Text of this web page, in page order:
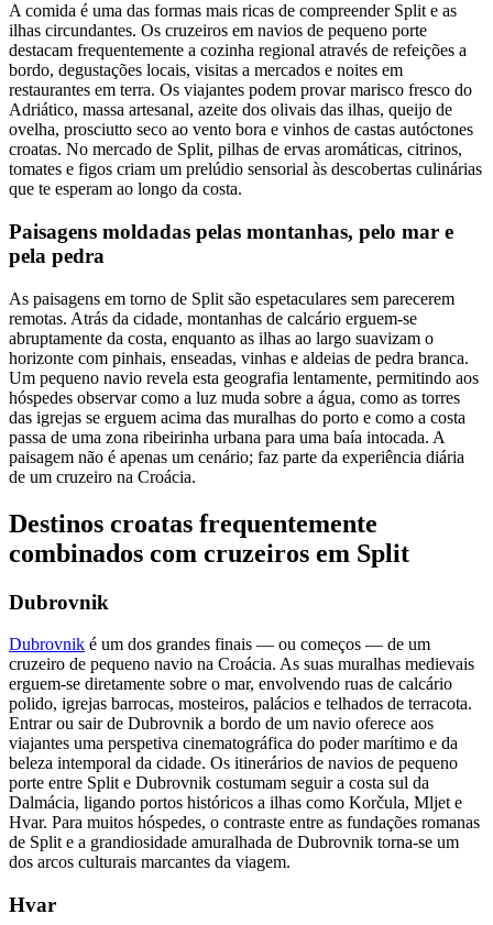
A comida é uma das formas mais ricas de compreender Split e as
ilhas circundantes. Os cruzeiros em navios de pequeno porte
destacam frequentemente a cozinha regional através de refeições a
bordo, degustações locais, visitas a mercados e noites em
restaurantes em terra. Os viajantes podem provar marisco fresco do
Adriático, massa artesanal, azeite dos olivais das ilhas, queijo de
ovelha, prosciutto seco ao vento bora e vinhos de castas autóctones
croatas. No mercado de Split, pilhas de ervas aromáticas, citrinos,
tomates e figos criam um prelúdio sensorial às descobertas culinárias
que te esperam ao longo da costa.
Paisagens moldadas pelas montanhas, pelo mar e
pela pedra
As paisagens em torno de Split são espetaculares sem parecerem
remotas. Atrás da cidade, montanhas de calcário erguem-se
abruptamente da costa, enquanto as ilhas ao largo suavizam o
horizonte com pinhais, enseadas, vinhas e aldeias de pedra branca.
Um pequeno navio revela esta geografia lentamente, permitindo aos
hóspedes observar como a luz muda sobre a água, como as torres
das igrejas se erguem acima das muralhas do porto e como a costa
passa de uma zona ribeirinha urbana para uma baía intocada. A
paisagem não é apenas um cenário; faz parte da experiência diária
de um cruzeiro na Croácia.
Destinos croatas frequentemente
combinados com cruzeiros em Split
Dubrovnik
Dubrovnik é um dos grandes finais — ou começos — de um
cruzeiro de pequeno navio na Croácia. As suas muralhas medievais
erguem-se diretamente sobre o mar, envolvendo ruas de calcário
polido, igrejas barrocas, mosteiros, palácios e telhados de terracota.
Entrar ou sair de Dubrovnik a bordo de um navio oferece aos
viajantes uma perspetiva cinematográfica do poder marítimo e da
beleza intemporal da cidade. Os itinerários de navios de pequeno
porte entre Split e Dubrovnik costumam seguir a costa sul da
Dalmácia, ligando portos históricos a ilhas como Korčula, Mljet e
Hvar. Para muitos hóspedes, o contraste entre as fundações romanas
de Split e a grandiosidade amuralhada de Dubrovnik torna-se um
dos arcos culturais marcantes da viagem.
Hvar